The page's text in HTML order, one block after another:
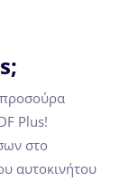
Plus!
στο
αυτοκινήτου